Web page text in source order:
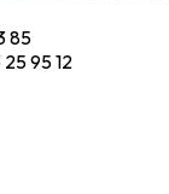
85
95 12